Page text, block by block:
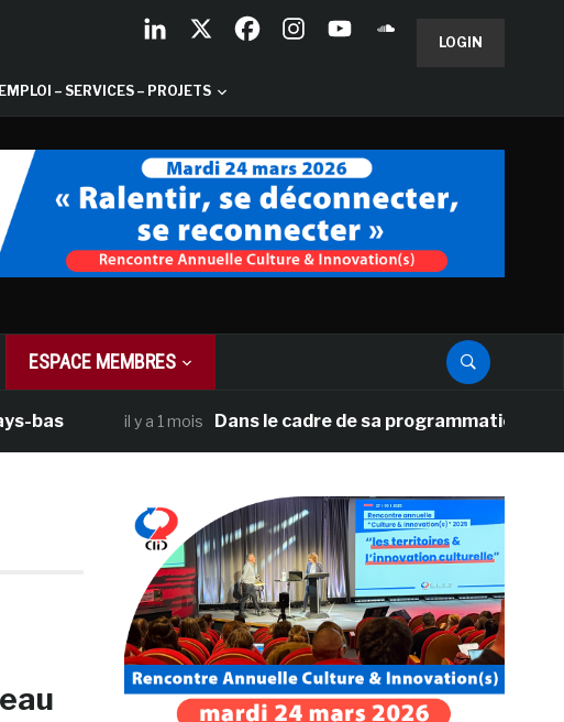
LOGIN
– SERVICES – PROJETS
ESPACE MEMBRES
il y a 1 mois Dans le cadre de sa programmation